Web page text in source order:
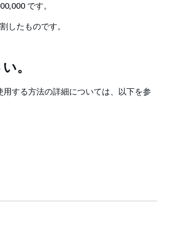
です。
したものです。
。
用する方法の詳細については、以下を参